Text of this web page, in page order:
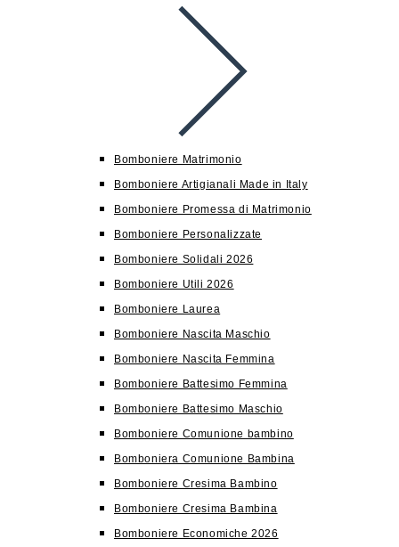
Bomboniere Matrimonio
Bomboniere Artigianali Made in Italy
Bomboniere Promessa di Matrimonio
Bomboniere Personalizzate
Bomboniere Solidali 2026
Bomboniere Utili 2026
Bomboniere Laurea
Bomboniere Nascita Maschio
Bomboniere Nascita Femmina
Bomboniere Battesimo Femmina
Bomboniere Battesimo Maschio
Bomboniere Comunione bambino
Bomboniera Comunione Bambina
Bomboniere Cresima Bambino
Bomboniere Cresima Bambina
Bomboniere Economiche 2026